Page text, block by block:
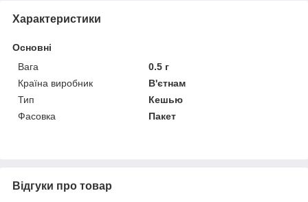
Характеристики
Основні
Вага
0.5 г
Країна виробник
В'єтнам
Тип
Кешью
Фасовка
Пакет
Відгуки про товар